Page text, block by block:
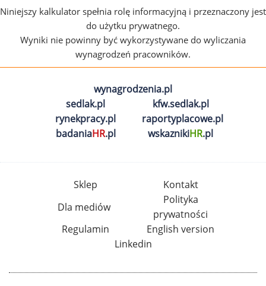
Niniejszy kalkulator spełnia rolę informacyjną i przeznaczony jest
do użytku prywatnego.
Wyniki nie powinny być wykorzystywane do wyliczania
wynagrodzeń pracowników.
wynagrodzenia.pl
sedlak.pl
kfw.sedlak.pl
rynekpracy.pl
raportyplacowe.pl
badaniaHR.pl wskaznikiHR.pl
Sklep
Kontakt
Dla mediów
Polityka
prywatności
Regulamin
English version
Linkedin